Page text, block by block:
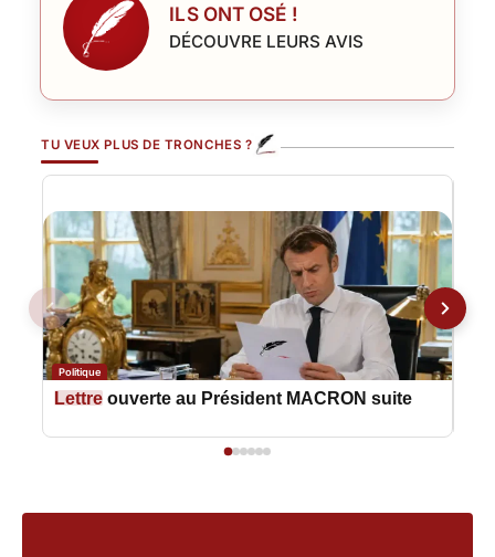
ILS ONT OSÉ !
DÉCOUVRE LEURS AVIS
TU VEUX PLUS DE TRONCHES ?
Politique
Lettre ouverte au Président MACRON suite